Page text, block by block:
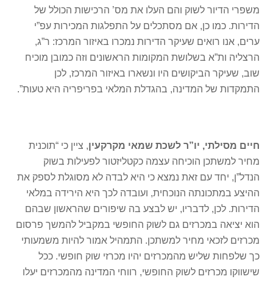
משפרי הדיור לשוק והם העלו את מס’ הרכישות הכולל של
הדירות. כמו כן, אם מסתכלים על התפלגות המכירות עפ”י
ערים, אנו רואים שעיקר הדירות נמכרו באיזור המרכז: ר”ג,
הרצליה ות”א בשלושת המקומות הראשונים וזה כמובן מוכיח
שוב, שעיקר הביקושים היו ונשארו באיזור המרכז, לכן
התמקדות של המדינה, בהגדלת המלאי בפריפריה היא טעות”.
חיים מסילתי, יו”ר לשכת שמאי מקרקעין, ציין כי “תוכנית
מחיר למשתכן הוכיחה עצמה כקטליזטור לפעילות בשוק
הנדל”ן, יחד עם זאת נמצא כי היא לבדה לא מסוגלת לספק את
ההיצע במתכונתה הנוכחית, ועובדה לכך היא הירידה במלאי
הדירות. לכן, לדבריו, יש לבצע בה שיפורים שהראשון שבהם
הוא יציאה במכרזים גם לשוק החופשי במקביל להמשך פרסום
מכרזים לזכאי מחיר למשתכן. התמהיל אמור להיות משמעותי
כך שלפחות שליש מהמכרזים יהיו מכרזי שוק חופשי. ככל
שישווקו מכרזים לשוק החופשי, רווחי המדינה מהמכרזים יעלו